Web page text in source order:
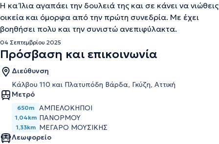
Η κα Ίλια αγαπάει την δουλειά της και σε κάνει να νιώθεις
οικεία και όμορφα από την πρώτη συνεδρία. Με έχει
βοηθήσει πολυ και την συνιστώ ανεπιφύλακτα.
04 Σεπτεμβρίου 2025
Πρόσβαση και επικοινωνία
Διεύθυνση
Κάλβου 110 και Πλατυπόδη Βάρδα, Γκύζη, Αττική
Μετρό
650m ΑΜΠΕΛΌΚΗΠΟΙ
1,04km ΠΑΝΌΡΜΟΥ
1,33km ΜΈΓΑΡΟ ΜΟΥΣΙΚΉΣ
Λεωφορείο